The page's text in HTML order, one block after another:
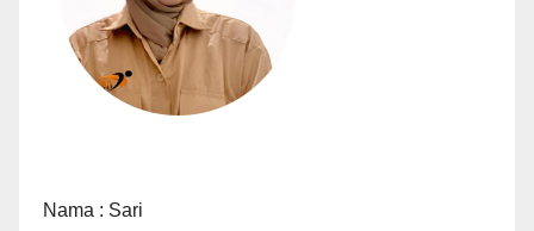
Nama : Sari